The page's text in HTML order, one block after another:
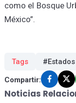
como el Bosque
México”.
Tags #Estados
Compartir:
Noticias